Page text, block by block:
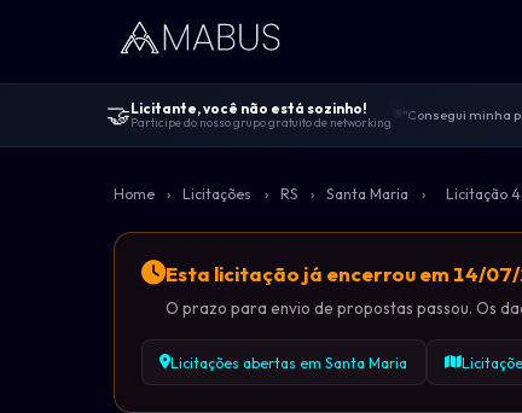
🤝Licitante, você não está sozinho!
Participe do nosso grupo gratuito de networking "Consegui minha
🔓100% gratuito —
Home › Licitações › RS › Santa Maria › Licitação
Esta licitação já encerrou em 14/
O prazo para envio de propostas passou. Os
Licitações abertas em Santa Maria